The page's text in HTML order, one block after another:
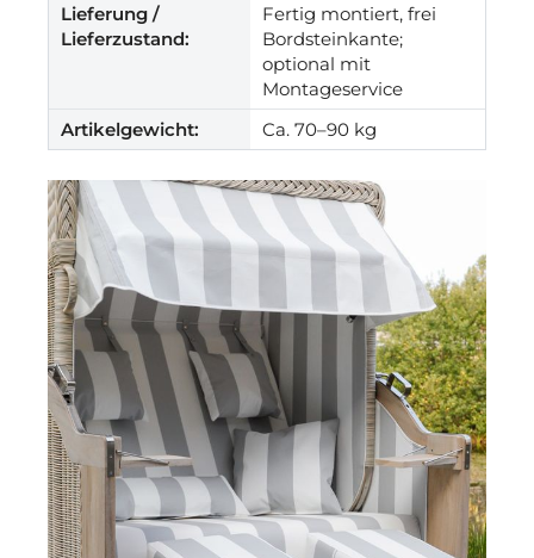
Lieferung /
Lieferzustand:
Fertig montiert, frei
Bordsteinkante;
optional mit
Montageservice
Artikelgewicht:
Ca. 70–90 kg